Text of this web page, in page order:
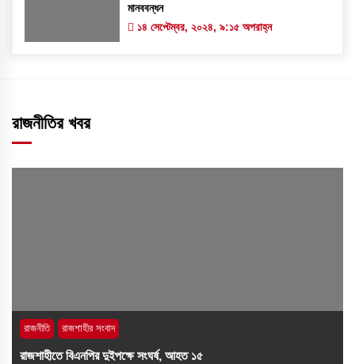
মানববন্ধন
১৪ সেপ্টেম্বর, ২০২৪, ৯:১৫ অপরাহ্ন
রাজনীতির খবর
রাজনীতি রাজশাহীর সংবাদ
রাজশাহীতে বিএনপির দুইপক্ষে সংঘর্ষ, আহত ১৫